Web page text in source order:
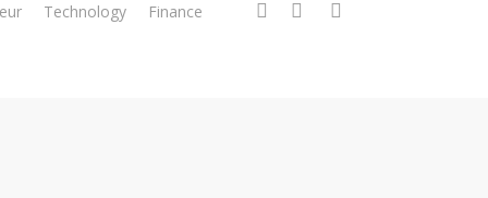
Technology Finance facebooklinkedin instagram